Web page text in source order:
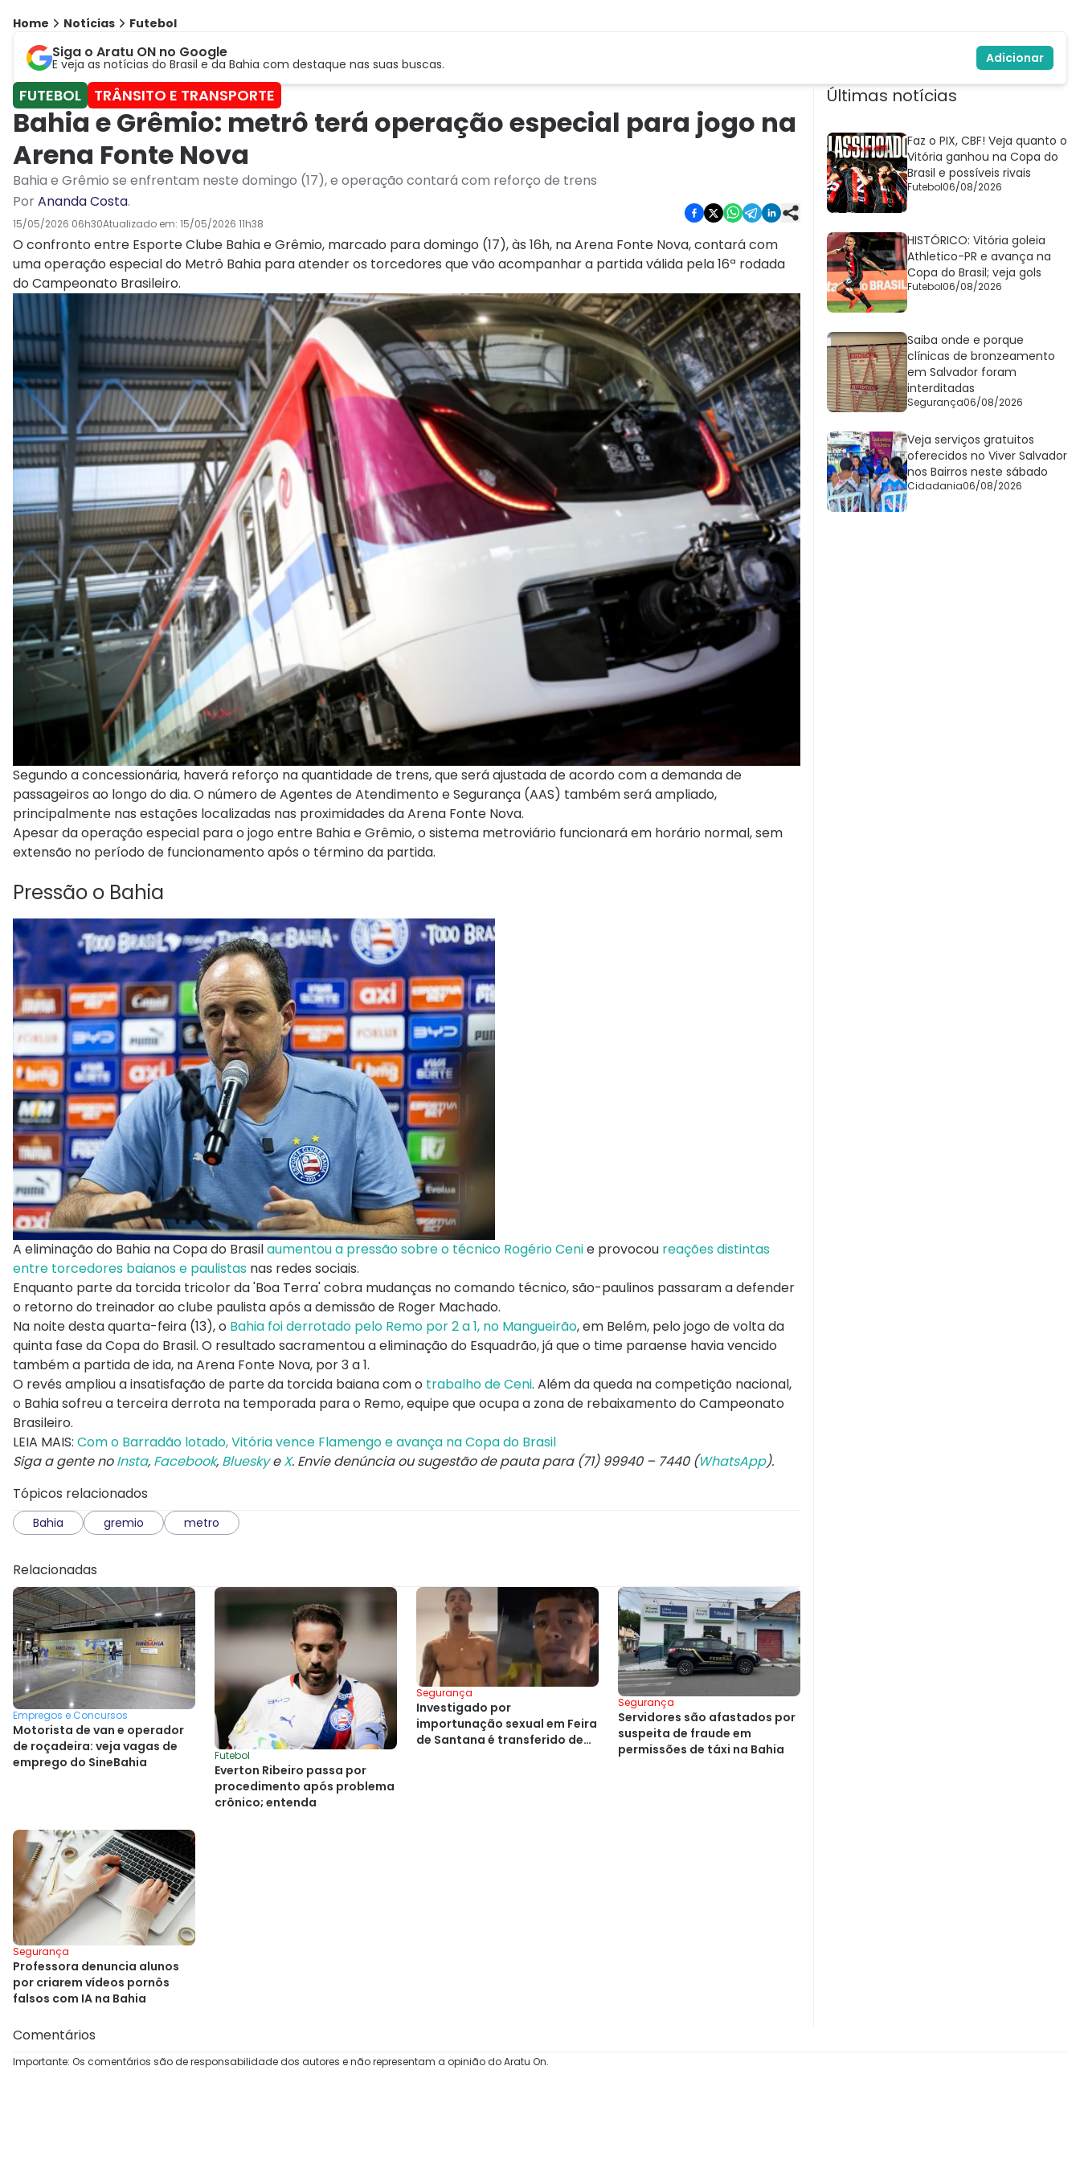
Home Notícias Futebol
Siga o Aratu ON no Google
E veja as notícias do Brasil e da Bahia com destaque nas suas buscas. Adicionar
FUTEBOL TRÂNSITO E TRANSPORTE
Bahia e Grêmio: metrô terá operação especial para jogo na
Arena Fonte Nova
Bahia e Grêmio se enfrentam neste domingo (17), e operação contará com reforço de trens
PorAnanda Costa.
15/05/2026 06h30Atualizado em: 15/05/2026 11h38
O confronto entre Esporte Clube Bahia e Grêmio, marcado para domingo (17), às 16h, na Arena Fonte Nova, contará com
uma operação especial do Metrô Bahia para atender os torcedores que vão acompanhar a partida válida pela 16ª rodada
do Campeonato Brasileiro.
Segundo a concessionária, haverá reforço na quantidade de trens, que será ajustada de acordo com a demanda de
passageiros ao longo do dia. O número de Agentes de Atendimento e Segurança (AAS) também será ampliado,
principalmente nas estações localizadas nas proximidades da Arena Fonte Nova.
Apesar da operação especial para o jogo entre Bahia e Grêmio, o sistema metroviário funcionará em horário normal, sem
extensão no período de funcionamento após o término da partida.
Pressão o Bahia
A eliminação do Bahia na Copa do Brasilaumentou a pressão sobre o técnico Rogério Cenie provocou reações distintas
entre torcedores baianos e paulistas nas redes sociais.
Enquanto parte da torcida tricolor da 'Boa Terra' cobra mudanças no comando técnico, são-paulinos passaram a defender
o retorno do treinador ao clube paulista após a demissão de Roger Machado.
Na noite desta quarta-feira (13), o Bahia foi derrotado pelo Remo por 2 a 1, no Mangueirão, em Belém, pelo jogo de volta da
quinta fase da Copa do Brasil. O resultado sacramentou a eliminação do Esquadrão, já que o time paraense havia vencido
também a partida de ida, na Arena Fonte Nova, por 3 a 1.
O revés ampliou a insatisfação de parte da torcida baiana com o trabalho de Ceni. Além da queda na competição nacional,
o Bahia sofreu a terceira derrota na temporada para o Remo, equipe que ocupa a zona de rebaixamento do Campeonato
Brasileiro.
LEIA MAIS: Com o Barradão lotado, Vitória vence Flamengo e avança na Copa do Brasil
Siga a gente noInsta, Facebook, BlueskyeX. Envie denúncia ou sugestão de pauta para (71) 99940 – 7440 (WhatsApp).
Tópicos relacionados
Bahia gremio metro
Relacionadas
Empregos e Concursos
Motorista de van e operador
de roçadeira: veja vagas de
emprego do SineBahia
Futebol
Everton Ribeiro passa por
procedimento após problema
crônico; entenda
Segurança
Investigado por
importunação sexual em Feira
de Santana é transferido de
Segurança
Servidores são afastados por
suspeita de fraude em
permissões de táxi na Bahia
Segurança
Professora denuncia alunos
por criarem vídeos pornôs
falsos com IA na Bahia
Últimas notícias
Faz o PIX, CBF! Veja quanto o
Vitória ganhou na Copa do
Brasil e possíveis rivais
Futebol06/08/2026
HISTÓRICO: Vitória goleia
Athletico-PR e avança na
Copa do Brasil; veja gols
Futebol06/08/2026
Saiba onde e porque
clínicas de bronzeamento
em Salvador foram
interditadas
Segurança06/08/2026
Veja serviços gratuitos
oferecidos no Viver Salvador
nos Bairros neste sábado
Cidadania06/08/2026
Comentários
Importante: Os comentários são de responsabilidade dos autores e não representam a opinião do Aratu On.